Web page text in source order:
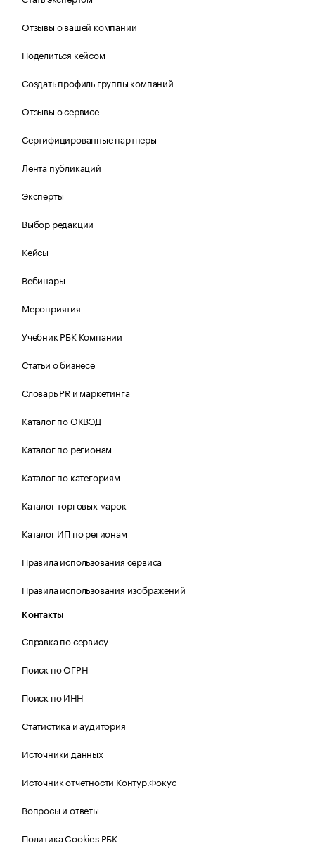
Отзывы о вашей компании
Поделиться кейсом
Создать профиль группы компаний
Отзывы о сервисе
Сертифицированные партнеры
Лента публикаций
Эксперты
Выбор редакции
Кейсы
Вебинары
Мероприятия
Учебник РБК Компании
Статьи о бизнесе
Словарь PR и маркетинга
Каталог по ОКВЭД
Каталог по регионам
Каталог по категориям
Каталог торговых марок
Каталог ИП по регионам
Правила использования сервиса
Правила использования изображений
Контакты
Справка по сервису
Поиск по ОГРН
Поиск по ИНН
Статистика и аудитория
Источники данных
Источник отчетности Контур.Фокус
Вопросы и ответы
Политика Cookies РБК